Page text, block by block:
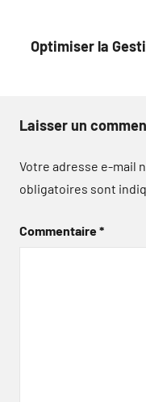
Optimiser la
Laisser un
Votre adresse e-mail
obligatoires sont
Commentaire*